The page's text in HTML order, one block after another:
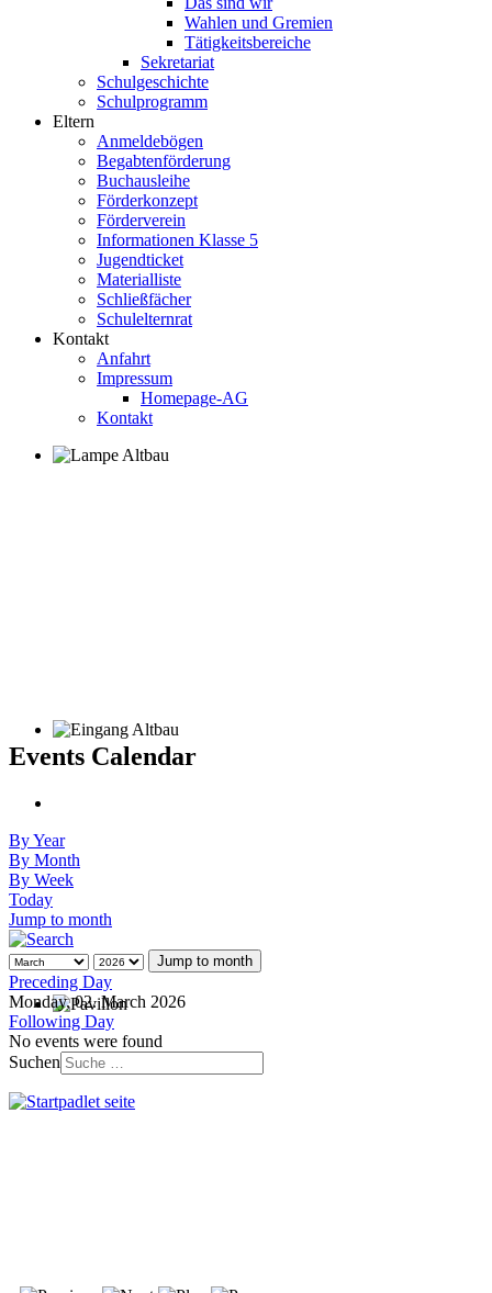
Wahlen und Gremien
Tätigkeitsbereiche
Sekretariat
Schulgeschichte
Schulprogramm
Eltern
Anmeldebögen
Begabtenförderung
Buchausleihe
Förderkonzept
Förderverein
Informationen Klasse 5
Jugendticket
Materialliste
Schließfächer
Schulelternrat
Kontakt
Anfahrt
Impressum
Homepage-AG
Kontakt
Events Calendar
By Year
By Month
By Week
Today
Jump to month
Jump to month
Preceding Day
Monday, 02. March 2026
Following Day
No events were found
Suchen